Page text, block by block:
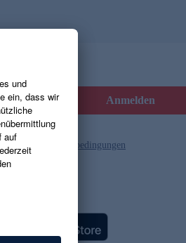
Anmelden
und die Gutscheinbedingungen